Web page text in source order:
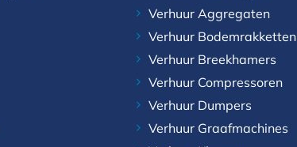
Verhuur Aggregaten
Verhuur Bodemrakketten
Verhuur Breekhamers
Verhuur Compressoren
Verhuur Dumpers
Verhuur Graafmachines